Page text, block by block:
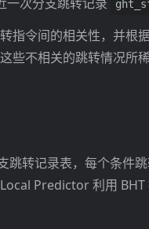
令间的相关性，并根
些不相关的跳转情况所
转记录表，每个条件
Predictor 利用